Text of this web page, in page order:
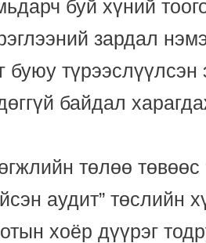
буй хүний
зардал
буюу түрээслүүлсэн
байдал
төлөө төвөөс
аудит” төслийн
хоёр дүүрэг